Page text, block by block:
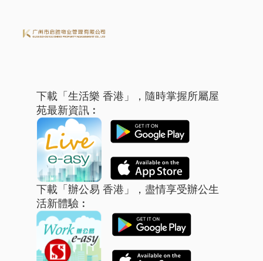
下載「生活樂 香港」，隨時掌握所屬屋
苑最新資訊︰
下載「辦公易 香港」，盡情享受辦公生
活新體驗︰